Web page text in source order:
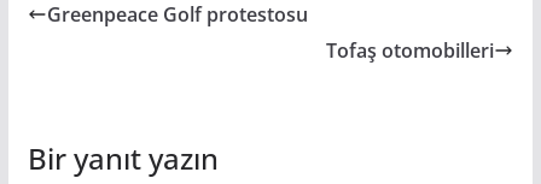
Greenpeace Golf protestosu
Tofaş otomobilleri
Bir yanıt yazın